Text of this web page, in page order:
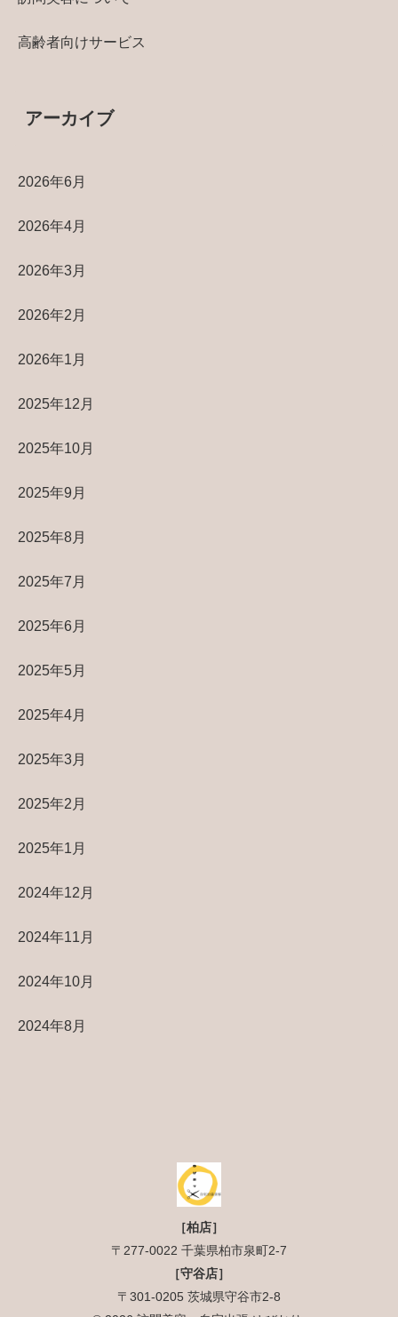
高齢者向けサービス
アーカイブ
2026年6月
2026年4月
2026年3月
2026年2月
2026年1月
2025年12月
2025年10月
2025年9月
2025年8月
2025年7月
2025年6月
2025年5月
2025年4月
2025年3月
2025年2月
2025年1月
2024年12月
2024年11月
2024年10月
2024年8月
［柏店］
〒277-0022 千葉県柏市泉町2-7
［守谷店］
〒301-0205 茨城県守谷市2-8